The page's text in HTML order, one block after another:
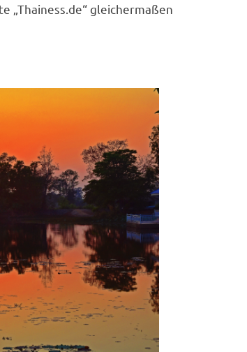
„Thainess.de“ gleichermaßen